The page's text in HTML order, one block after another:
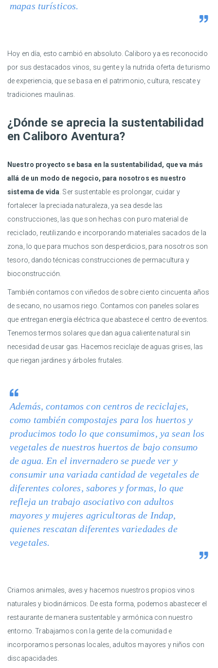
mapas turísticos.
Hoy en día, esto cambió en absoluto. Caliboro ya es reconocido
por sus destacados vinos, su gente y la nutrida oferta de turismo
de experiencia, que se basa en el patrimonio, cultura, rescate y
tradiciones maulinas.
¿Dónde se aprecia la sustentabilidad
en Caliboro Aventura?
Nuestro proyecto se basa en la sustentabilidad, que va más
allá de un modo de negocio, para nosotros es nuestro
sistema de vida . Ser sustentable es prolongar, cuidar y
fortalecer la preciada naturaleza, ya sea desde las
construcciones, las que son hechas con puro material de
reciclado, reutilizando e incorporando materiales sacados de la
zona, lo que para muchos son desperdicios, para nosotros son
tesoro, dando técnicas construcciones de permacultura y
bioconstrucción.
También contamos con viñedos de sobre ciento cincuenta años
de secano, no usamos riego. Contamos con paneles solares
que entregan energía eléctrica que abastece el centro de eventos.
Tenemos termos solares que dan agua caliente natural sin
necesidad de usar gas. Hacemos reciclaje de aguas grises, las
que riegan jardines y árboles frutales.
Además, contamos con centros de reciclajes,
como también compostajes para los huertos y
producimos todo lo que consumimos, ya sean los
vegetales de nuestros huertos de bajo consumo
de agua. En el invernadero se puede ver y
consumir una variada cantidad de vegetales de
diferentes colores, sabores y formas, lo que
refleja un trabajo asociativo con adultos
mayores y mujeres agricultoras de Indap,
quienes rescatan diferentes variedades de
vegetales.
Criamos animales, aves y hacemos nuestros propios vinos
naturales y biodinámicos. De esta forma, podemos abastecer el
restaurante de manera sustentable y armónica con nuestro
entorno. Trabajamos con la gente de la comunidad e
incorporamos personas locales, adultos mayores y niños con
discapacidades.